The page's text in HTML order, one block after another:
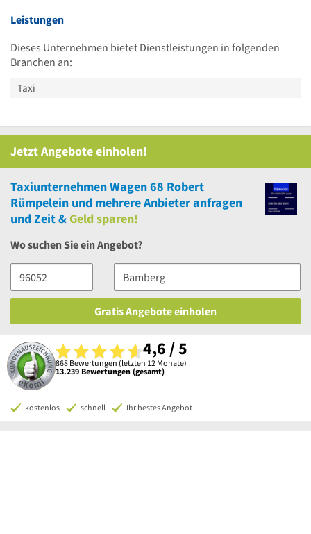
Leistungen
Dieses Unternehmen bietet Dienstleistungen in folgenden
Branchen an:
Taxi
Jetzt Angebote einholen!
Taxiunternehmen Wagen 68 Robert
Rümpelein und mehrereAnbieter anfragen
und Zeit &Geld sparen!
Wo suchen Sie ein Angebot?
Gratis Angebote einholen
4,6 / 5
868 Bewertungen (letzten 12 Monate)
13.239 Bewertungen (gesamt)
kostenlos schnell Ihr bestes Angebot